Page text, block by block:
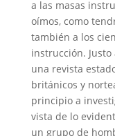
a las masas
oímos, como
también a los
instrucción.
una revista
británicos y
principio a
vista de lo
un grupo de